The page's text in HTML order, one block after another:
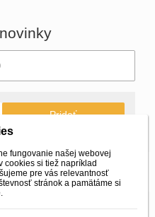
Pridať
|Prihlásiť
fungovanie našej webovej
cookies si tiež napríklad
pre vás relevantnosť
stránok a pamätáme si